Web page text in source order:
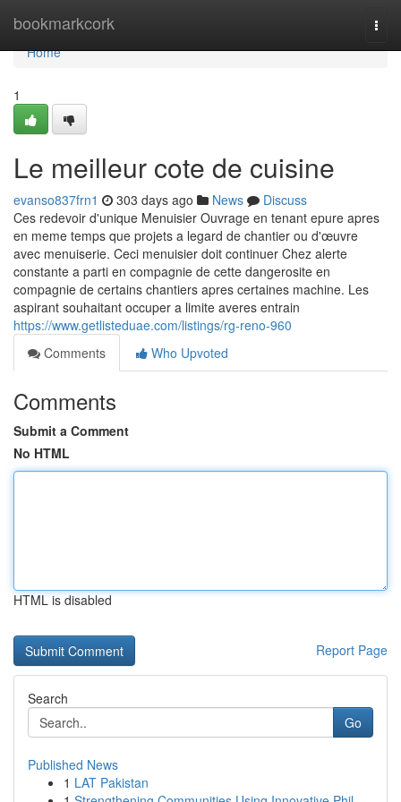
bookmarkcork
Home
Home
1
Le meilleur cote de cuisine
evanso837frn1 303 days ago News
Discuss
Ces redevoir d'unique Menuisier Ouvrage en tenant epure apres
en meme temps que projets a legard de chantier ou d'œuvre
avec menuiserie. Ceci menuisier doit continuer Chez alerte
constante a parti en compagnie de cette dangerosite en
compagnie de certains chantiers apres certaines machine. Les
aspirant souhaitant occuper a limite averes entrain
https://www.getlisteduae.com/listings/rg-reno-960
Comments
Who Upvoted
Comments
Submit a Comment
No HTML
HTML is disabled
Report Page
Search
Go
Published News
1 LAT Pakistan